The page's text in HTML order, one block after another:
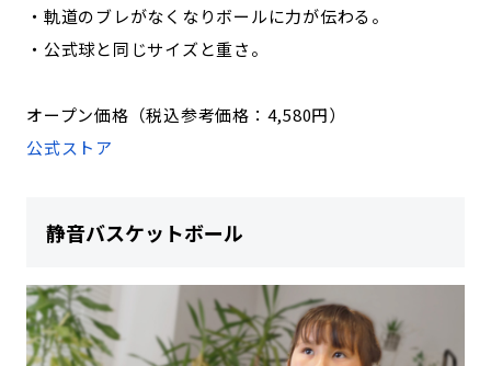
・軌道のブレがなくなりボールに力が伝わる。
・公式球と同じサイズと重さ。
オープン価格（税込参考価格：4,580円）
公式ストア
静音バスケットボール